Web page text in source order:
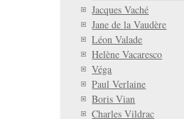
Jacques Vaché
Jane de la Vaudère
Léon Valade
Helène Vacaresco
Véga
Paul Verlaine
Boris Vian
Charles Vildrac